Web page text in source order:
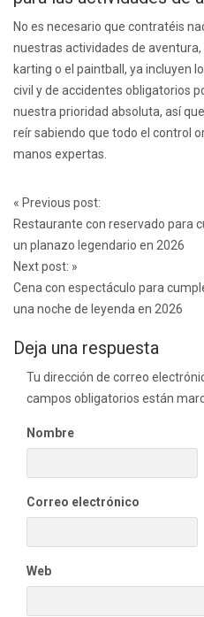
No es necesario que contratéis
nuestras actividades de
karting o el paintball, ya incluyen
civil y de accidentes obligatorios
nuestra prioridad absoluta, así
reír sabiendo que todo el control
manos expertas.
Post
navigation
« Previous post:
Restaurante con reservado para
un planazo legendario en 2026
Next post: »
Cena con espectáculo para
una noche de leyenda en 2026
Deja una respuesta
Tu dirección de correo
campos obligatorios están
Nombre
Correo electrónico
Web